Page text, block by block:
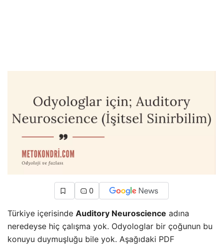
0
Türkiye içerisinde Auditory Neuroscience adına
neredeyse hiç çalışma yok. Odyologlar bir çoğunun bu
konuyu duymuşluğu bile yok. Aşağıdaki PDF